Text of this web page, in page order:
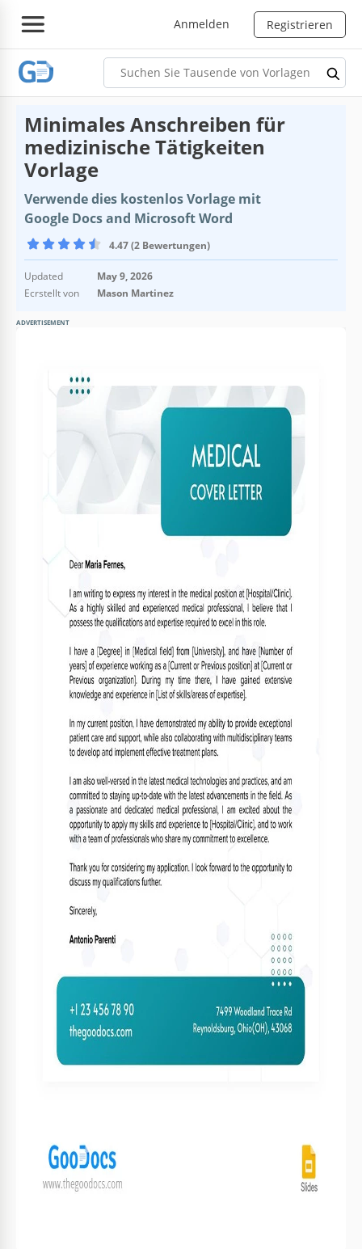
Anmelden Registrieren
Minimales Anschreiben für
medizinische Tätigkeiten
Vorlage
Verwende dies kostenlos Vorlage mit
Google Docs and Microsoft Word
4.47 (2 Bewertungen)
Updated
May 9, 2026
Ecrstellt von
Mason Martinez
ADVERTISEMENT